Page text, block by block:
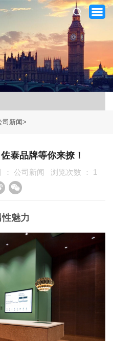
司新闻>
泰品牌等你来撩！
： 公司新闻 浏览次数 ： 1
魅力